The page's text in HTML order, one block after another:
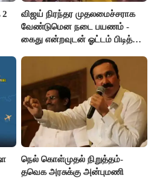
விஜய் நிரந்தர முதலமைச்சராக
வேண்டுமென நடை பயணம் -
கைது என்றவுடன் ஓட்டம் பிடித்த
நெல் கொள்முதல் நிறுத்தம்-
தவெக அரசுக்கு அன்புமணி